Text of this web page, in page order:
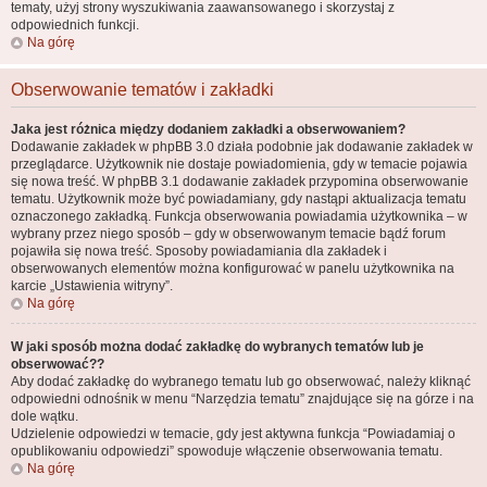
tematy, użyj strony wyszukiwania zaawansowanego i skorzystaj z
odpowiednich funkcji.
Na górę
Obserwowanie tematów i zakładki
Jaka jest różnica między dodaniem zakładki a obserwowaniem?
Dodawanie zakładek w phpBB 3.0 działa podobnie jak dodawanie zakładek w
przeglądarce. Użytkownik nie dostaje powiadomienia, gdy w temacie pojawia
się nowa treść. W phpBB 3.1 dodawanie zakładek przypomina obserwowanie
tematu. Użytkownik może być powiadamiany, gdy nastąpi aktualizacja tematu
oznaczonego zakładką. Funkcja obserwowania powiadamia użytkownika – w
wybrany przez niego sposób – gdy w obserwowanym temacie bądź forum
pojawiła się nowa treść. Sposoby powiadamiania dla zakładek i
obserwowanych elementów można konfigurować w panelu użytkownika na
karcie „Ustawienia witryny”.
Na górę
W jaki sposób można dodać zakładkę do wybranych tematów lub je
obserwować??
Aby dodać zakładkę do wybranego tematu lub go obserwować, należy kliknąć
odpowiedni odnośnik w menu “Narzędzia tematu” znajdujące się na górze i na
dole wątku.
Udzielenie odpowiedzi w temacie, gdy jest aktywna funkcja “Powiadamiaj o
opublikowaniu odpowiedzi” spowoduje włączenie obserwowania tematu.
Na górę